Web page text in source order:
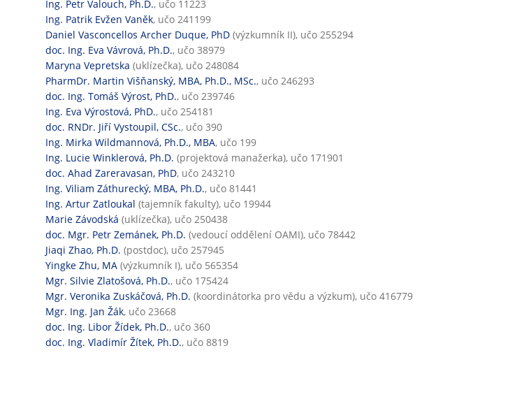
Ing. Petr Valouch, Ph.D., učo 11223
Ing. Patrik Evžen Vaněk, učo 241199
Daniel Vasconcellos Archer Duque, PhD (výzkumník II), učo 255294
doc. Ing. Eva Vávrová, Ph.D., učo 38979
Maryna Vepretska (uklízečka), učo 248084
PharmDr. Martin Višňanský, MBA, Ph.D., MSc., učo 246293
doc. Ing. Tomáš Výrost, PhD., učo 239746
Ing. Eva Výrostová, PhD., učo 254181
doc. RNDr. Jiří Vystoupil, CSc., učo 390
Ing. Mirka Wildmannová, Ph.D., MBA, učo 199
Ing. Lucie Winklerová, Ph.D. (projektová manažerka), učo 171901
doc. Ahad Zareravasan, PhD, učo 243210
Ing. Viliam Záthurecký, MBA, Ph.D., učo 81441
Ing. Artur Zatloukal (tajemník fakulty), učo 19944
Marie Závodská (uklízečka), učo 250438
doc. Mgr. Petr Zemánek, Ph.D. (vedoucí oddělení OAMI), učo 78442
Jiaqi Zhao, Ph.D. (postdoc), učo 257945
Yingke Zhu, MA (výzkumník I), učo 565354
Mgr. Silvie Zlatošová, Ph.D., učo 175424
Mgr. Veronika Zuskáčová, Ph.D. (koordinátorka pro vědu a výzkum), učo 416779
Mgr. Ing. Jan Žák, učo 23668
doc. Ing. Libor Žídek, Ph.D., učo 360
doc. Ing. Vladimír Žítek, Ph.D., učo 8819